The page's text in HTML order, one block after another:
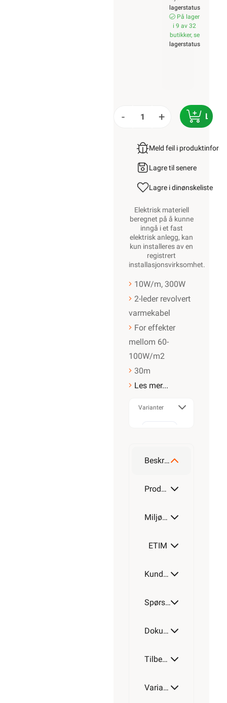
lagerstatus
På lager
i 9 av 32
butikker, se
lagerstatus
- +
Meld feil i
Lagre til senere
Lagre i dinønskeliste
Elektrisk materiell
beregnet på å kunne
inngå i et fast
elektrisk anlegg, kan
kun installeres av en
registrert
installasjonsvirksomhet.
10W/m, 300W
2-leder revolvert
varmekabel
For effekter
mellom 60-
100W/m2
30m
Les mer...
Varianter
Beskrivelse
Produktdetaljer
Miljøparametere
ETIM
Kundeomtale
Spørsmål og svar
Dokumentasjon
Tilbehør
Varianter av artikkel